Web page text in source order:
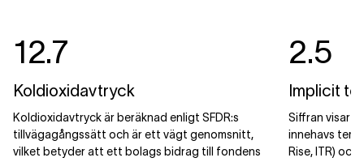
Koldioxidavtryck
12.7
Koldioxidavtryck är beräknad enligt SFDR:s
tillvägagångssätt och är ett vägt genomsnitt,
vilket betyder att ett bolags bidrag till fondens
Implicit
2.5
Siffran visar
innehavs
Rise, ITR)